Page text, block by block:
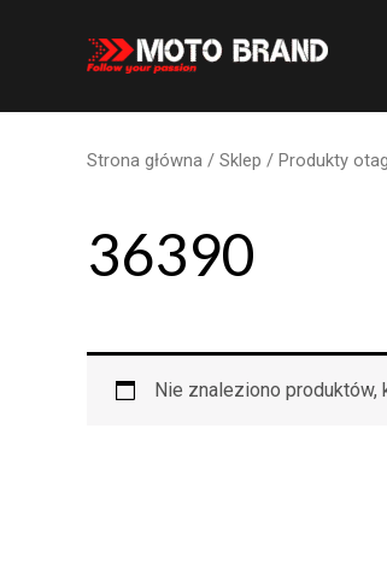
Strona główna / Sklep / Produkty
36390
Nie znaleziono produktów,